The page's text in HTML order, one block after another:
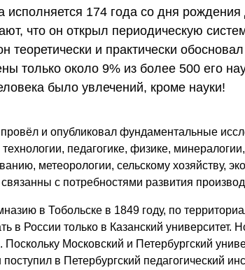
исполняется 174 года со дня
что он открыл периодическую
теоретически и практически
только около 9% из более 500 его
было увлечений, кроме науки!
и опубликовал фундаментальные
педагогике, физике,
метеорологии, сельскому хозяйству,
с потребностями развития
в Тобольске в 1849 году, по
в России только в Казанский университет.
. Поскольку Московский и Петербургский
в Петербургский педагогический